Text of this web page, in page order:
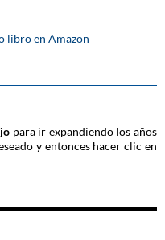
libro en Amazon
para ir expandiendo los años
y entonces hacer clic en